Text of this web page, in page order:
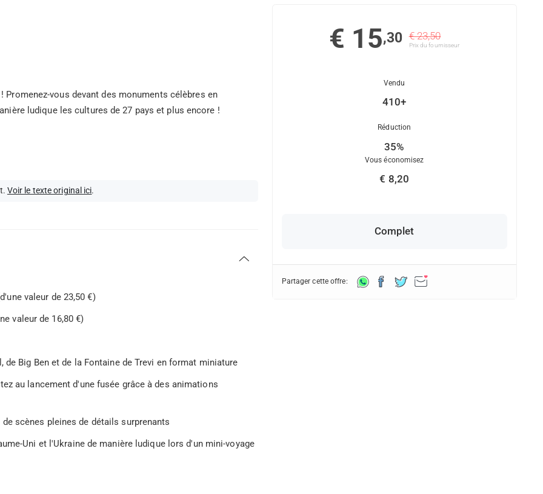
vous devant des monuments célèbres en
ludique les cultures de 27 pays et plus encore !
Voir le texte original ici.
valeur de 23,50 €)
valeur de 16,80 €)
Big Ben et de la Fontaine de Trevi en format miniature
au lancement d'une fusée grâce à des animations
scènes pleines de détails surprenants
Uni et l'Ukraine de manière ludique lors d'un mini-voyage
€ 15,30 € 23,50
Prix ​​du fournisseur
Vendu
410+
Réduction
35%
Vous économisez
€ 8,20
Complet
Partager cette offre: